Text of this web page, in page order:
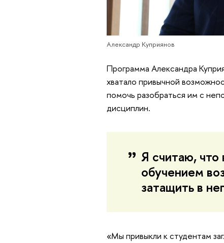
Александр Куприянов
Программа Александра
хватало привычной
помочь разобраться им с
дисциплин.
Я считаю,
обучением
затащить в
«Мы привыкли к студентам